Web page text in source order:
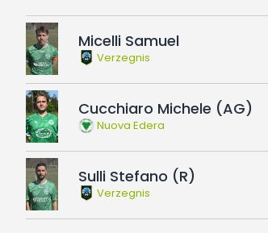
Micelli Samuel
Verzegnis
Cucchiaro Michele (AG)
Nuova Edera
Sulli Stefano (R)
Verzegnis